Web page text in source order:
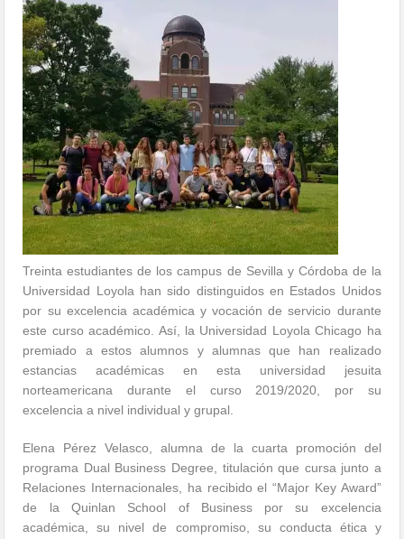
Treinta estudiantes de los campus de Sevilla y Córdoba de la
Universidad Loyola han sido distinguidos en Estados Unidos
por su excelencia académica y vocación de servicio durante
este curso académico. Así, la Universidad Loyola Chicago ha
premiado a estos alumnos y alumnas que han realizado
estancias académicas en esta universidad jesuita
norteamericana durante el curso 2019/2020, por su
excelencia a nivel individual y grupal.
Elena Pérez Velasco, alumna de la cuarta promoción del
programa Dual Business Degree, titulación que cursa junto a
Relaciones Internacionales, ha recibido el “Major Key Award”
de la Quinlan School of Business por su excelencia
académica, su nivel de compromiso, su conducta ética y